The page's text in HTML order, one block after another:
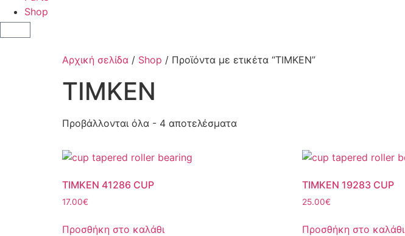
Shop
Αρχική σελίδα / Shop / Προϊόντα με ετικέτα “TIMKEN”
TIMKEN
Προβάλλονται όλα - 4 αποτελέσματα
TIMKEN 41286 CUP
17.00€
Προσθήκη στο καλάθι
TIMKEN 19283 CUP
25.00€
Προσθήκη στο καλάθι